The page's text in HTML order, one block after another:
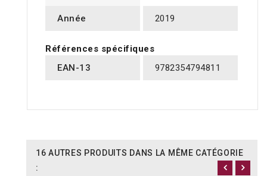
Année 2019
Références spécifiques
EAN-13
9782354794811
16 AUTRES PRODUITS DANS LA MÊME CATÉGORIE
: